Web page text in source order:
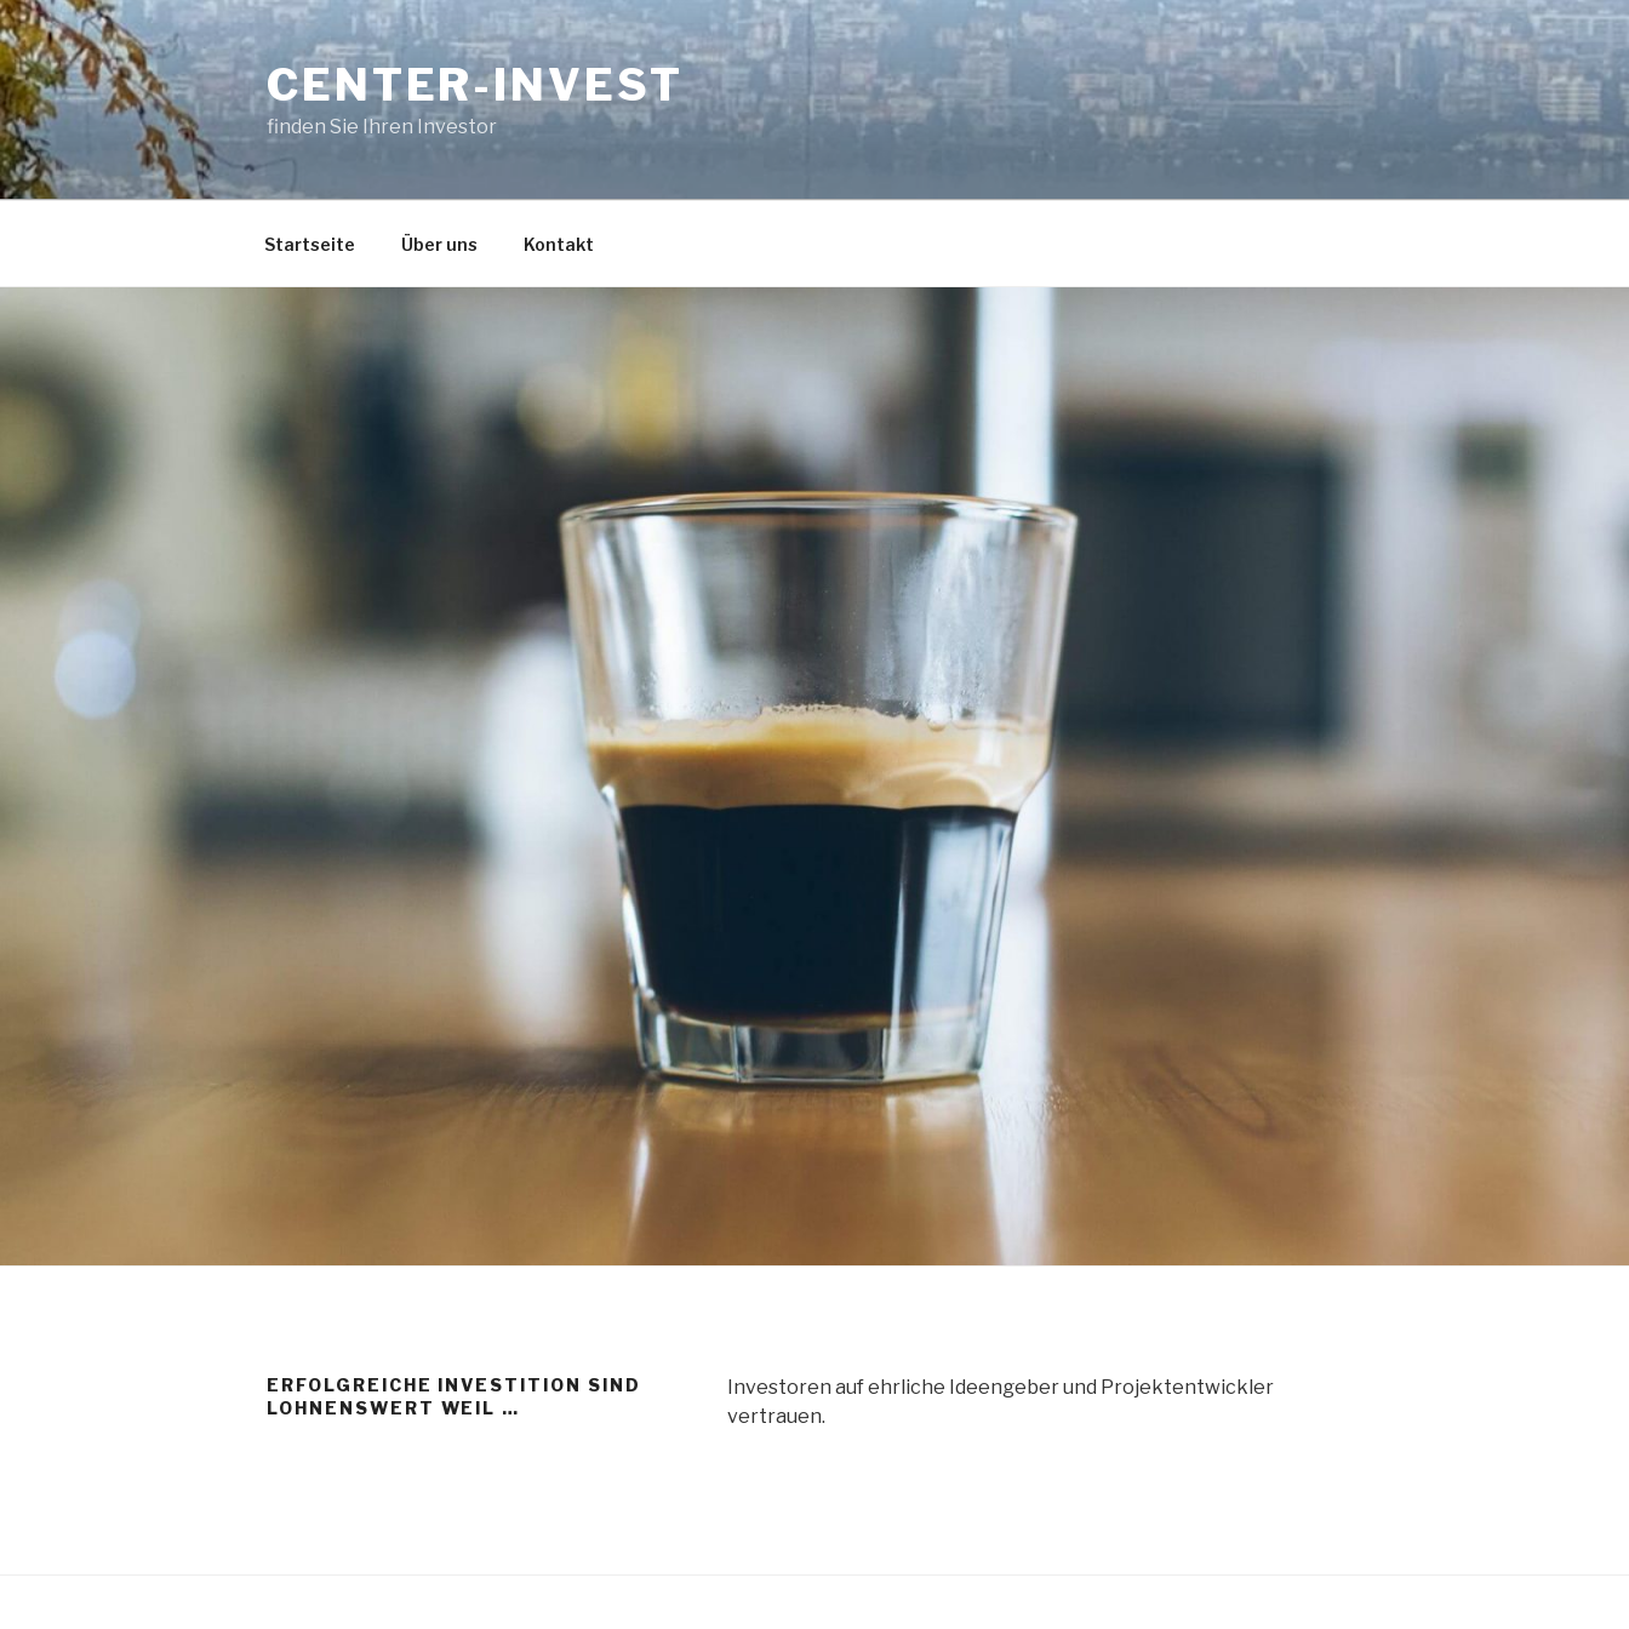
Zum
Inhalt
springen
CENTER-INVEST
finden Sie Ihren Investor
Startseite Über uns Kontakt
ERFOLGREICHE INVESTITION SIND
LOHNENSWERT WEIL …
Investoren auf ehrliche Ideengeber und Projektentwickler
vertrauen.